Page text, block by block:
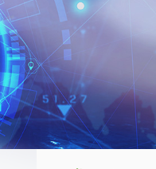
土壤检测
危险废物鉴别
农用地土壤调查
防护产品检测
成分分析化验
有毒有害检测
运动场地检测
涉水产品检测
放射卫生检测